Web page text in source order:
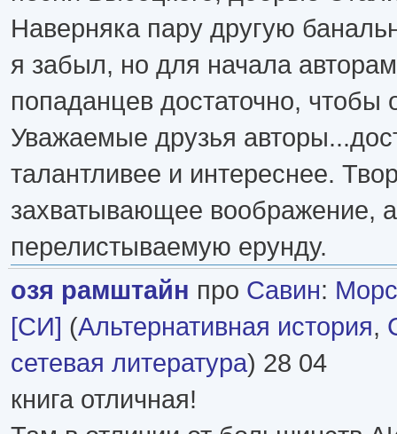
Наверняка пару другую
я забыл, но для начала
попаданцев достаточно, чтобы
Уважаемые друзья
талантливее и интереснее.
захватывающее воображение,
перелистываемую ерунду.
озя рамштайн про Савин:
[СИ] (Альтернативная история,
сетевая литература) 28 04
книга отличная!